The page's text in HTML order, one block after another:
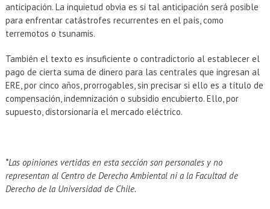
anticipación. La inquietud obvia es si tal anticipación será posible
para enfrentar catástrofes recurrentes en el país, como
terremotos o tsunamis.
También el texto es insuficiente o contradictorio al establecer el
pago de cierta suma de dinero para las centrales que ingresan al
ERE, por cinco años, prorrogables, sin precisar si ello es a título de
compensación, indemnización o subsidio encubierto. Ello, por
supuesto, distorsionaría el mercado eléctrico.
*Las opiniones vertidas en esta sección son personales y no
representan al Centro de Derecho Ambiental ni a la Facultad de
Derecho de la Universidad de Chile.